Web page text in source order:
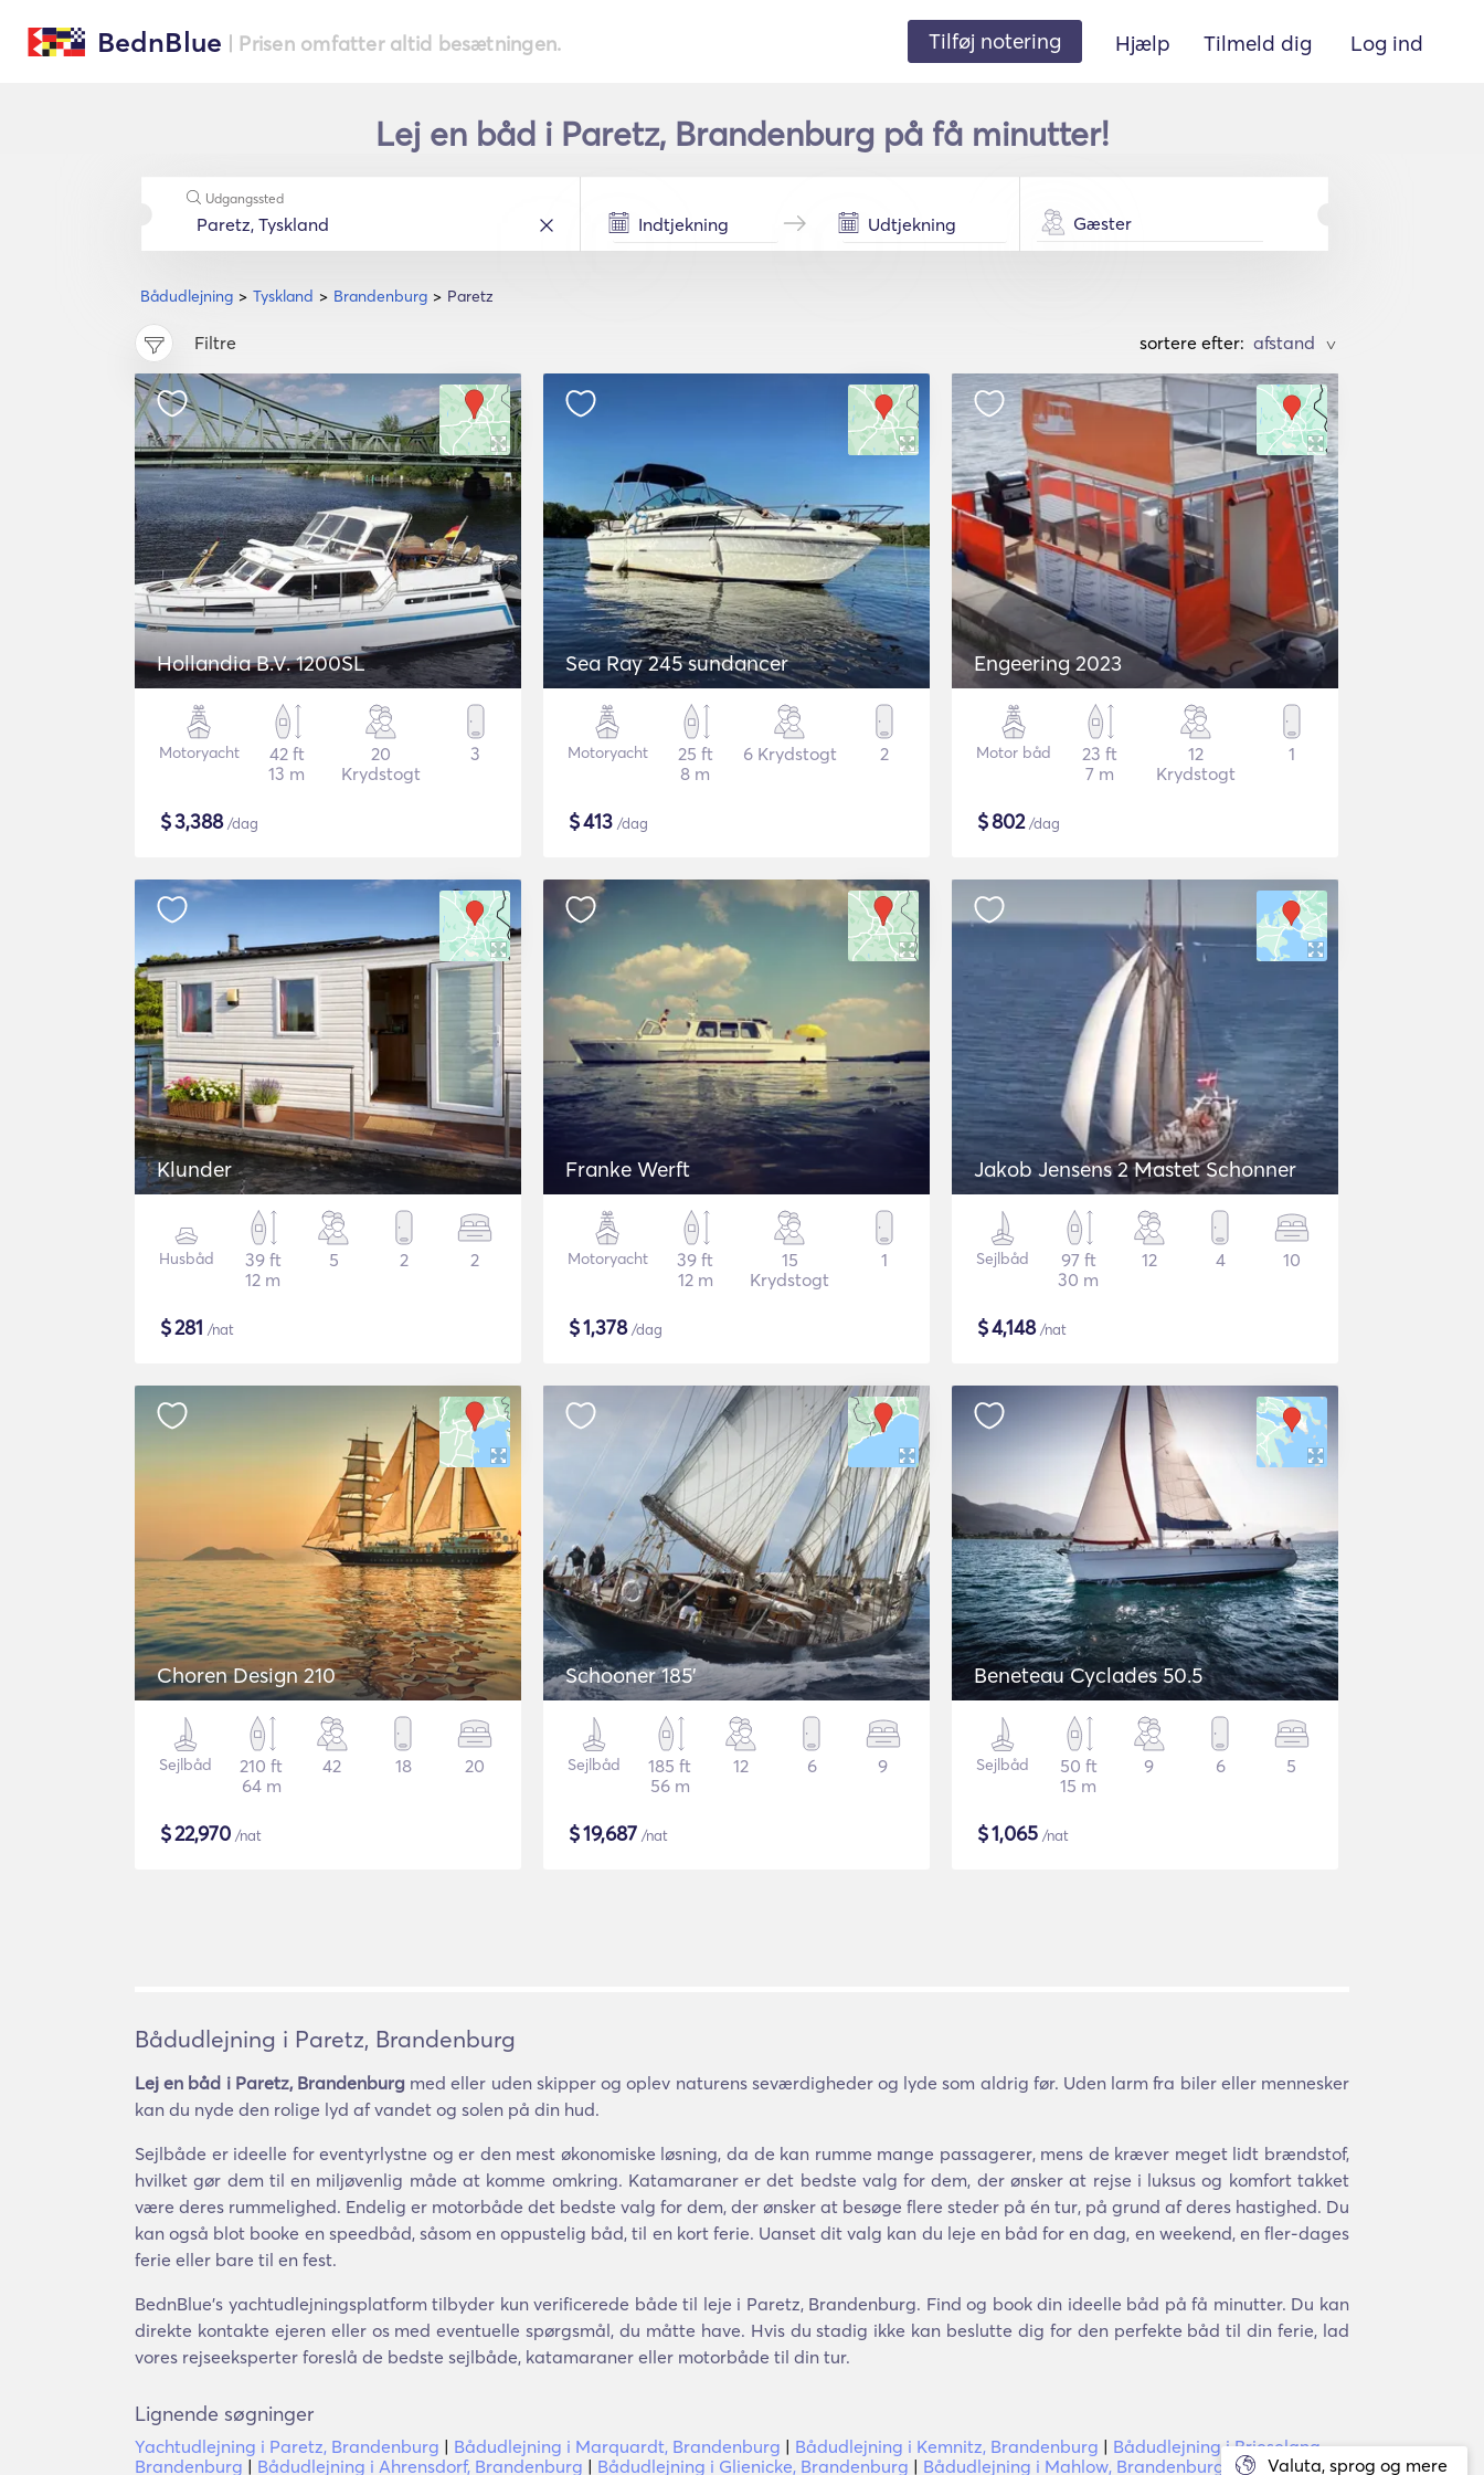
BednBlue | Prisen omfatter altid besætningen. Tilføj notering Hjælp Tilmeld dig Log ind
Lej en båd i Paretz, Brandenburg på få minutter!
Bådudlejning Tyskland Brandenburg Paretz
Udgangssted
Gæster
Filtre sortere efter: >
Hollandia B.V. 1200SL
Motoryacht
42 ft
13 m
20
Krydstogt
3
$3,388/dag
Sea Ray 245 sundancer
Motoryacht
25 ft
8 m
6 Krydstogt 2
$413 /dag
Engeering 2023
Motor båd
23 ft
7 m
12
Krydstogt
1
$802/dag
Klunder
Husbåd
39 ft
12 m
5 2 2
$281 /nat
Franke Werft
Motoryacht
39 ft
12 m
15
Krydstogt
1
$1,378/dag
Jakob Jensens 2 Mastet Schonner
Sejlbåd
97 ft
30 m
12 4 10
$4,148/nat
Choren Design 210
Sejlbåd
210 ft
64 m
42 18 20
$22,970 /nat
Schooner 185'
Sejlbåd
185 ft
56 m
12 6 9
$19,687 /nat
Beneteau Cyclades 50.5
Sejlbåd
50 ft
15 m
9 6 5
$1,065 /nat
Valuta, sprog og mere
Bådudlejning i Paretz, Brandenburg
Lej en båd i Paretz, Brandenburg med eller uden skipper og oplev naturens seværdigheder og lyde som aldrig før. Uden larm fra biler eller mennesker
kan du nyde den rolige lyd af vandet og solen på din hud.
Sejlbåde er ideelle for eventyrlystne og er den mest økonomiske løsning, da de kan rumme mange passagerer, mens de kræver meget lidt brændstof,
hvilket gør dem til en miljøvenlig måde at komme omkring. Katamaraner er det bedste valg for dem, der ønsker at rejse i luksus og komfort takket
være deres rummelighed. Endelig er motorbåde det bedste valg for dem, der ønsker at besøge flere steder på én tur, på grund af deres hastighed. Du
kan også blot booke en speedbåd, såsom en oppustelig båd, til en kort ferie. Uanset dit valg kan du leje en båd for en dag, en weekend, en fler-dages
ferie eller bare til en fest.
BednBlue's yachtudlejningsplatform tilbyder kun verificerede både til leje i Paretz, Brandenburg. Find og book din ideelle båd på få minutter. Du kan
direkte kontakte ejeren eller os med eventuelle spørgsmål, du måtte have. Hvis du stadig ikke kan beslutte dig for den perfekte båd til din ferie, lad
vores rejseeksperter foreslå de bedste sejlbåde, katamaraner eller motorbåde til din tur.
Lignende søgninger
Yachtudlejning i Paretz, Brandenburg | Bådudlejning i Marquardt, Brandenburg | Bådudlejning i Kemnitz, Brandenburg | Bådudlejning i Brieselang,
Brandenburg | Bådudlejning i Ahrensdorf, Brandenburg | Bådudlejning i Glienicke, Brandenburg | Bådudlejning i Mahlow, Brandenburg |Bådudlejning